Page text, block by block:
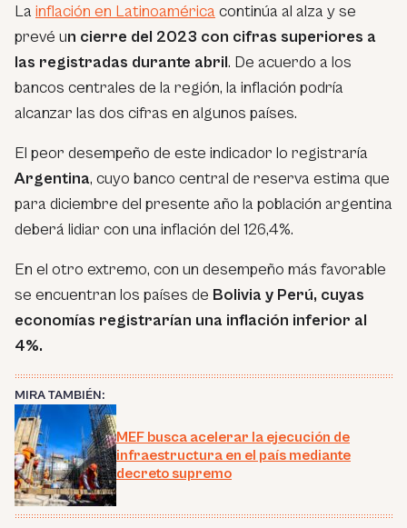
La inflación en Latinoamérica continúa al alza y se
prevé un cierre del 2023 con cifras superiores a
las registradas durante abril. De acuerdo a los
bancos centrales de la región, la inflación podría
alcanzar las dos cifras en algunos países.
El peor desempeño de este indicador lo registraría
Argentina, cuyo banco central de reserva estima que
para diciembre del presente año la población argentina
deberá lidiar con una inflación del 126,4%.
En el otro extremo, con un desempeño más favorable
se encuentran los países de Bolivia y Perú, cuyas
economías registrarían una inflación inferior al
4%.
MIRA TAMBIÉN:
MEF busca acelerar la ejecución de
infraestructura en el país mediante
decreto supremo